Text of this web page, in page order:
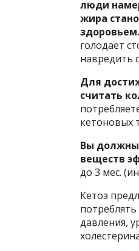
люди
жира
здоровьем.
голодает
навредить
Для
считать
кетоновых
Вы должны
веществ
до 3 мес.
Кетоз
давления,